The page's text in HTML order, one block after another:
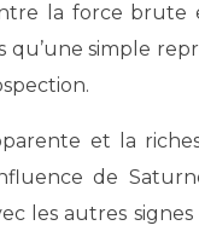
la force brute
simple
et la
de
les autres